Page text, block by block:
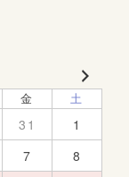
金 土
31
1
7
8